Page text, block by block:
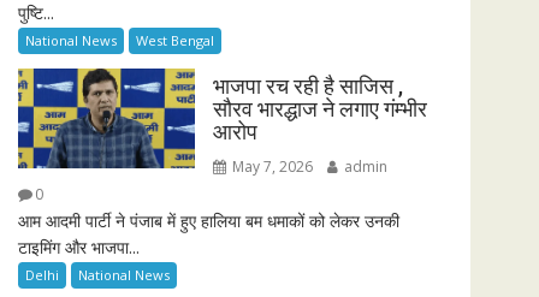
पुष्टि...
National News West Bengal
भाजपा रच रही है साजिस ,
सौरव भारद्धाज ने लगाए गंम्भीर
आरोप
May 7, 2026
admin
0
आम आदमी पार्टी ने पंजाब में हुए हालिया बम धमाकों को लेकर उनकी
टाइमिंग और भाजपा...
Delhi National News